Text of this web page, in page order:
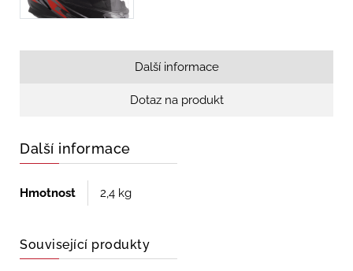
Další informace
Dotaz na produkt
Další informace
Hmotnost 2,4 kg
Související produkty